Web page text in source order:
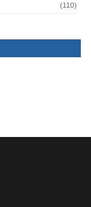
(110)